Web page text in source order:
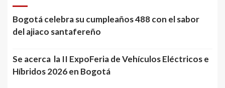
Bogotá celebra su cumpleaños 488 con el sabor
del ajiaco santafereño
Se acerca la II ExpoFeria de Vehículos Eléctricos e
Híbridos 2026 en Bogotá